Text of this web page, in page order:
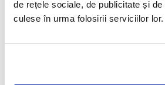
de rețele sociale, de publicitate și
culese în urma folosirii serviciilor lor.